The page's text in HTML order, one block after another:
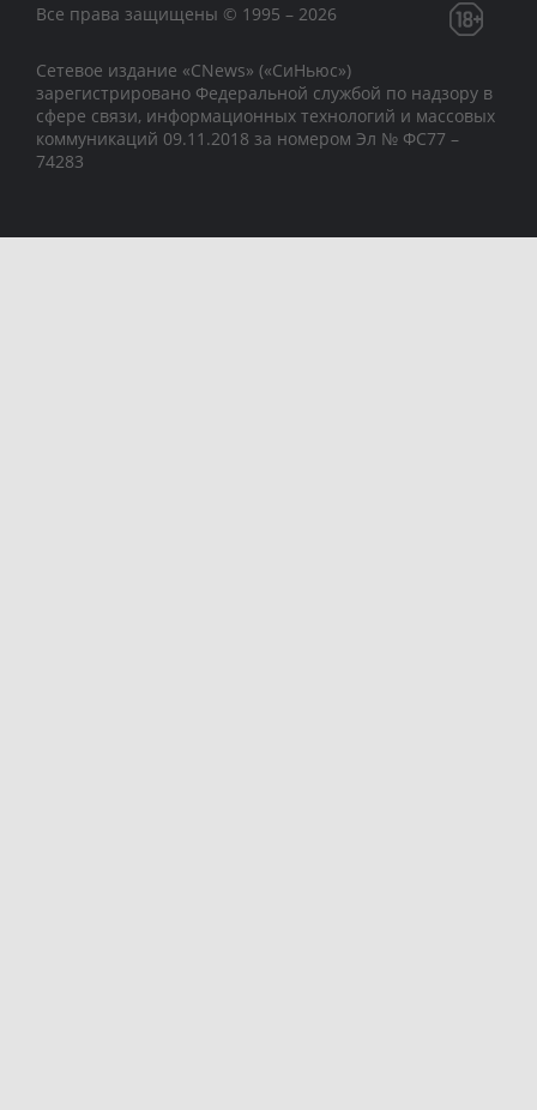
Все права защищены © 1995 – 2026
Сетевое издание «CNews» («СиНьюс»)
зарегистрировано Федеральной службой по надзору в
сфере связи, информационных технологий и массовых
коммуникаций 09.11.2018 за номером Эл № ФС77 –
74283